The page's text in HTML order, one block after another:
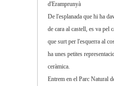
d'Eramprunyà
De l'esplanada que hi ha
de cara al castell, es va pel
que surt per l'esquerra al
ha unes petites
ceràmica.
Entrem en el Parc Natural